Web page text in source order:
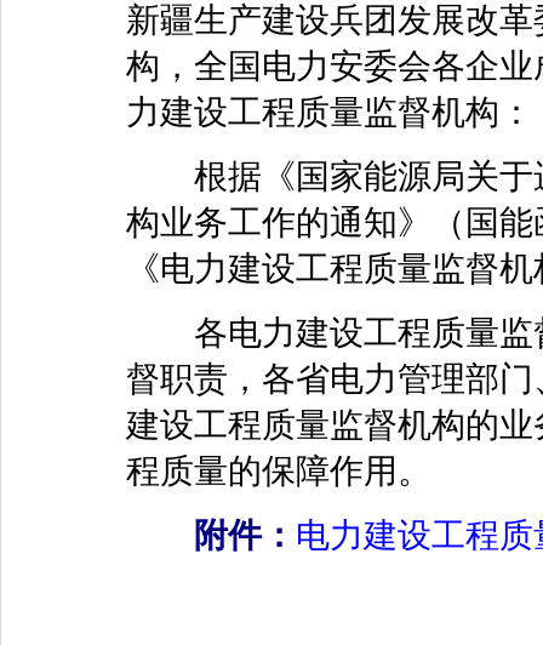
新疆生产建设兵团发展改
构，全国电力安委会各企
力建设工程质量监督机构：
根据《国家能源局关于
构业务工作的通知》（国
《电力建设工程质量监督
各电力建设工程质量监
督职责，各省电力管理部
建设工程质量监督机构的
程质量的保障作用。
附件： 电力建设工程